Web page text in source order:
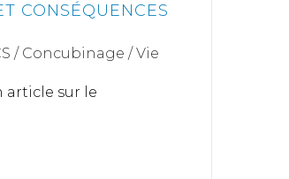
CONSÉQUENCES
/ Concubinage / Vie
article sur le